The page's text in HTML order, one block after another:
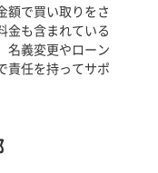
額で買い取りをさ
金も含まれている
名義変更やローン
責任を持ってサポ